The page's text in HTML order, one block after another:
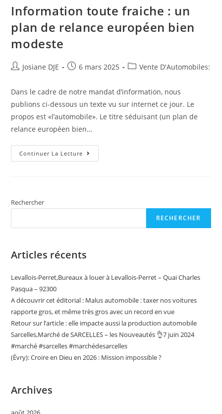
Successeur
GTI
Information toute fraiche : un
plan de relance européen bien
modeste
Auteur/autrice
publication :
Josiane DJE
Post6 mars 2025
PostVente D'Automobiles:
Dans le cadre de notre mandat d’information, nous
publions ci-dessous un texte vu sur internet ce jour. Le
propos est «l’automobile». Le titre séduisant (un plan de
relance européen bien…
Continuer La Lecture Information
Toute
Européen
Rechercher
RECHERCHER
Articles récents
Levallois-Perret,Bureaux à louer à Levallois-Perret – Quai Charles
Pasqua – 92300
A découvrir cet éditorial : Malus automobile : taxer nos voitures
rapporte gros, et même très gros avec un record en vue
Retour sur l’article : elle impacte aussi la production automobile
Sarcelles,Marché de SARCELLES – les Nouveautés 👌7 juin 2024
#marché #sarcelles #marchédesarcelles
(Évry): Croire en Dieu en 2026 : Mission impossible ?
Archives